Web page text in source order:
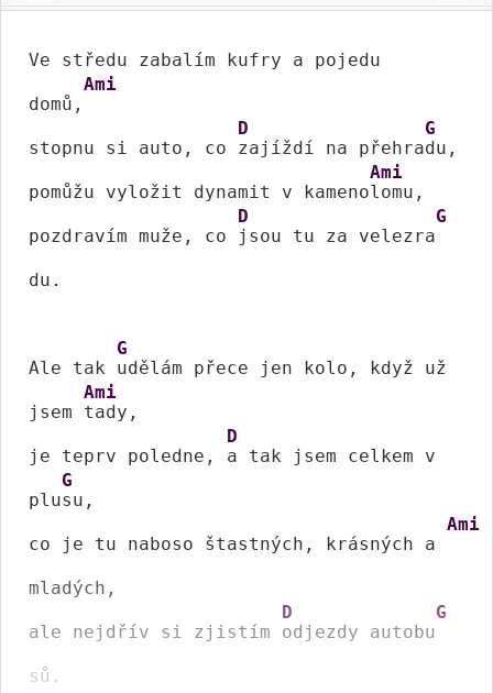
Ve středu zabalím kufry a pojedu
domů,
Ami
stopnu si auto, co
D
zajíždí na přehra
G
du,
pomůžu vyložit dynamit v kameno
Ami
lomu,
pozdravím muže, co
D
jsou tu za velezra
G
du.
Ale tak
G
udělám přece jen kolo, když už
jsem
Ami
tady,
je teprv poledne,
D
a tak jsem celkem v
plu
G
su,
co je tu naboso štastných, krásných a
Ami
mladých,
ale nejdřív si zjistím
D
odjezdy autobu
G